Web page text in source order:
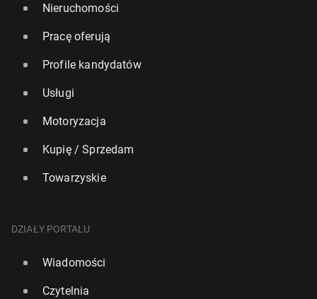
Nieruchomości
Pracę oferują
Profile kandydatów
Usługi
Motoryzacja
Kupię / Sprzedam
Towarzyskie
DZIAŁY PORTALU
Wiadomości
Czytelnia